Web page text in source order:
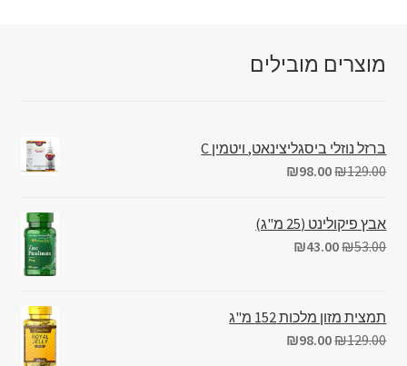
מוצרים מובילים
ברזל נוזלי ביסגליצינאט, ויטמין C
₪129.00
₪98.00
אבץ פיקולינט (25 מ"ג)
₪53.00
₪43.00
תמצית מזון מלכות 152 מ"ג
₪129.00
₪98.00